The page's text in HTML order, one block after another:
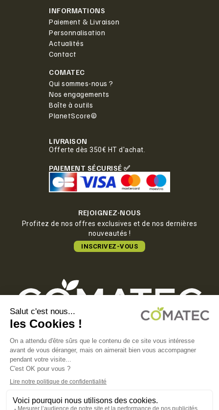
INFORMATIONS
Paiement & Livraison
Personnalisation
Actualités
Contact
COMATEC
Qui sommes-nous ?
Nos engagements
Boîte à outils
PlanetScore©
LIVRAISON
Offerte dès 350€ HT d'achat.
PAIEMENT SÉCURISÉ ✅
REJOIGNEZ-NOUS
Profitez de nos offres exclusives et de nos dernières
nouveautés !
INSCRIVEZ-VOUS
COMATEC PACKAGING
Boulevard François-Xavier Fafeur
11000 Carcassonne, FRANCE
POLITIQUE DE CONFIDENTIALITÉ
POLITIQUE EN MATIÈRE DE COOKIES
CGV